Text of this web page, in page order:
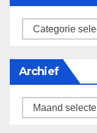
categorieën
Archief
Archief